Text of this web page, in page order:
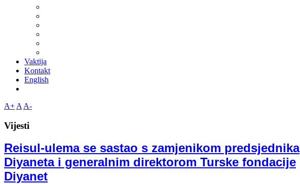
Vaktija
Kontakt
English
A+ A A-
Vijesti
Reisul-ulema se sastao s zamjenikom predsjednika
Diyaneta i generalnim direktorom Turske fondacije
Diyanet